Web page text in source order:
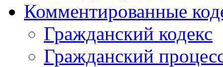
Комментированные
Гражданский кодекс
Гражданский